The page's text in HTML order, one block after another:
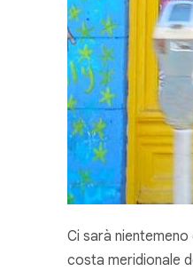
Ci sarà
costa meridionale